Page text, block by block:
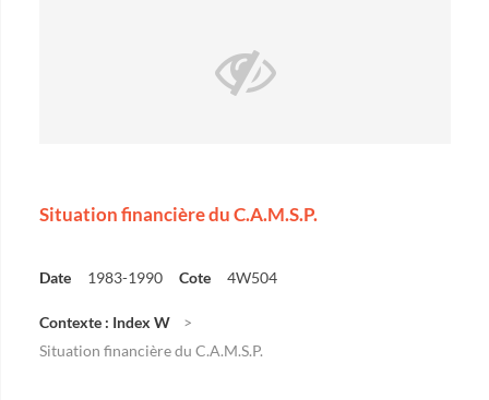
Situation financière du C.A.M.S.P.
Date 1983-1990 Cote 4W504
Contexte : Index W
Situation financière du C.A.M.S.P.